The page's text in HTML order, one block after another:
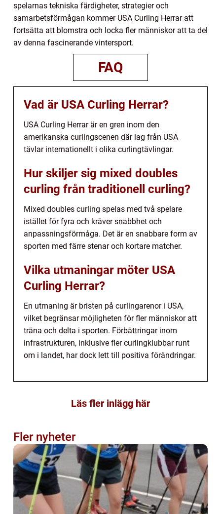
spelarnas tekniska färdigheter, strategier och
samarbetsförmågan kommer USA Curling Herrar att
fortsätta att blomstra och locka fler människor att ta del
av denna fascinerande vintersport.
FAQ
Vad är USA Curling Herrar?
USA Curling Herrar är en gren inom den
amerikanska curlingscenen där lag från USA
tävlar internationellt i olika curlingtävlingar.
Hur skiljer sig mixed doubles
curling från traditionell curling?
Mixed doubles curling spelas med två spelare
istället för fyra och kräver snabbhet och
anpassningsförmåga. Det är en snabbare form av
sporten med färre stenar och kortare matcher.
Vilka utmaningar möter USA
Curling Herrar?
En utmaning är bristen på curlingarenor i USA,
vilket begränsar möjligheten för fler människor att
träna och delta i sporten. Förbättringar inom
infrastrukturen, inklusive fler curlingklubbar runt
om i landet, har dock lett till positiva förändringar.
Läs fler inlägg här
Fler nyheter